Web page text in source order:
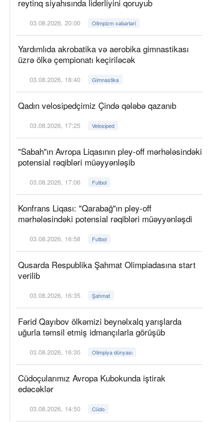
reytinq siyahısında liderliyini qoruyub
03.08.2026, 20:00 Olimpizm xəbərləri
Yardımlıda akrobatika və aerobika gimnastikası
üzrə ölkə çempionatı keçiriləcək
03.08.2026, 18:40 Gimnastika
Qadın velosipedçimiz Çində qələbə qazanıb
03.08.2026, 17:25 Velosiped
"Sabah"ın Avropa Liqasının pley-off mərhələsindəki
potensial rəqibləri müəyyənləşib
03.08.2026, 17:06 Futbol
Konfrans Liqası: "Qarabağ"ın pley-off
mərhələsindəki potensial rəqibləri müəyyənləşdi
03.08.2026, 16:58 Futbol
Qusarda Respublika Şahmat Olimpiadasına start
verilib
03.08.2026, 16:35 Şahmat
Fərid Qayıbov ölkəmizi beynəlxalq yarışlarda
uğurla təmsil etmiş idmançılarla görüşüb
03.08.2026, 16:30 Olimpiya dünyası
Cüdoçularımız Avropa Kubokunda iştirak
edəcəklər
03.08.2026, 14:50 Cüdo